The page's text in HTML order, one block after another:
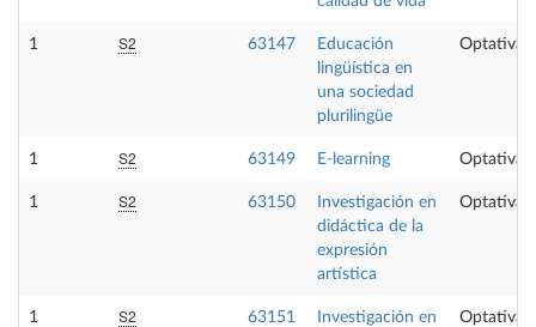
1 S2 63147
Educación
lingüística en
una sociedad
plurilingüe
Optativa
1 S2 63149 E-learning Optativa
1 S2 63150
Investigación en
didáctica de la
expresión
artística
Optativa
1 S2 63151
Investigación en
Optativa